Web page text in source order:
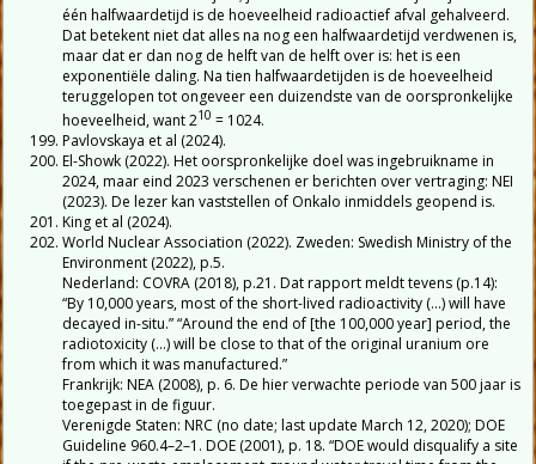
één halfwaardetijd is de hoeveelheid radioactief afval gehalveerd.
Dat betekent niet dat alles na nog een halfwaardetijd verdwenen is,
maar dat er dan nog de helft van de helft over is: het is een
exponentiële daling. Na tien halfwaardetijden is de hoeveelheid
teruggelopen tot ongeveer een duizendste van de oorspronkelijke
hoeveelheid, want 210 = 1024.
Pavlovskaya et al (2024).
El-Showk (2022). Het oorspronkelijke doel was ingebruikname in
2024, maar eind 2023 verschenen er berichten over vertraging: NEI
(2023). De lezer kan vaststellen of Onkalo inmiddels geopend is.
King et al (2024).
World Nuclear Association (2022). Zweden: Swedish Ministry of the
Environment (2022), p.5.
Nederland: COVRA (2018), p.21. Dat rapport meldt tevens (p.14):
“By 10,000 years, most of the short-lived radioactivity (…) will have
decayed in-situ.” “Around the end of [the 100,000 year] period, the
radiotoxicity (…) will be close to that of the original uranium ore
from which it was manufactured.”
Frankrijk: NEA (2008), p. 6. De hier verwachte periode van 500 jaar is
toegepast in de figuur.
Verenigde Staten: NRC (no date; last update March 12, 2020); DOE
Guideline 960.4–2–1. DOE (2001), p. 18. “DOE would disqualify a site